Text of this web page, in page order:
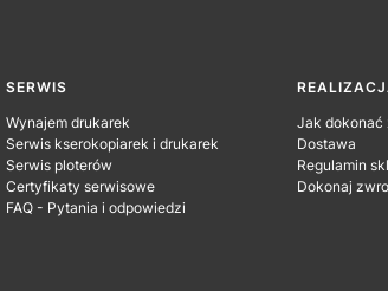
SERWIS
Wynajem drukarek
Serwis kserokopiarek i drukarek
Serwis ploterów
Certyfikaty serwisowe
FAQ - Pytania i odpowiedzi
Jak dokonać
Dostawa
Regulamin
Dokonaj